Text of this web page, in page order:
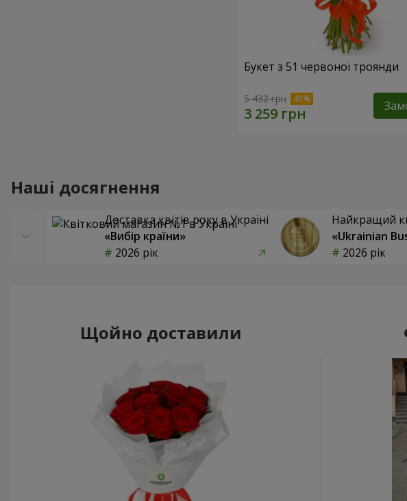
Букет з 51 червоної троянди
5 432 грн
Наші досягнення
Доставка квітів року в Україні
«Вибір країни»
2026 рік
Найкращий
«Ukrainian
2026 рік
Щойно доставили